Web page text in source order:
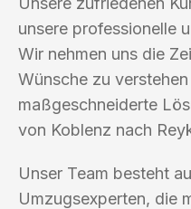
unsere professionelle
Wir nehmen uns die
Wünsche zu
maßgeschneiderte
von Koblenz nach
Unser Team besteht
Umzugsexperten, die